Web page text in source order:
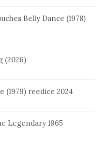
Belly Dance (1978)
(2026)
(1979) reedice 2024
Legendary 1965